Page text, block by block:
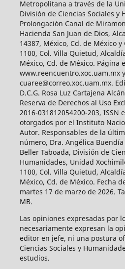
Metropolitana a través de la
División de Ciencias Sociales y
Prolongación Canal de
Hacienda San Juan de Dios,
14387, México, Cd. de México
1100, Col. Villa Quietud,
México, Cd. de México. Página
www.reencuentro.xoc.uam.mx
cuaree@correo.xoc.uam.mx.
D.C.G. Rosa Luz Cartajena
Reserva de Derechos al Uso
2016-031812054200-203, ISSN
otorgados por el Instituto
Autor. Responsables de la
número, Dra. Angélica
Beller Taboada, División de
Humanidades, Unidad
1100, Col. Villa Quietud,
México, Cd. de México. Fecha
martes 17 de marzo de 2026.
MB.
Las opiniones expresadas por
necesariamente expresan la
editor en jefe, ni una postura
Ciencias Sociales y
estudios.